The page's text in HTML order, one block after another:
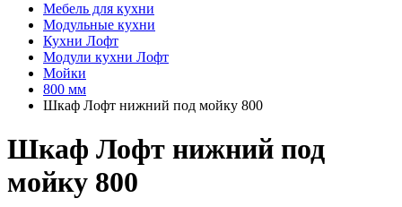
Мебель для кухни
Модульные кухни
Кухни Лофт
Модули кухни Лофт
Мойки
800 мм
Шкаф Лофт нижний под мойку 800
Шкаф Лофт нижний под
мойку 800